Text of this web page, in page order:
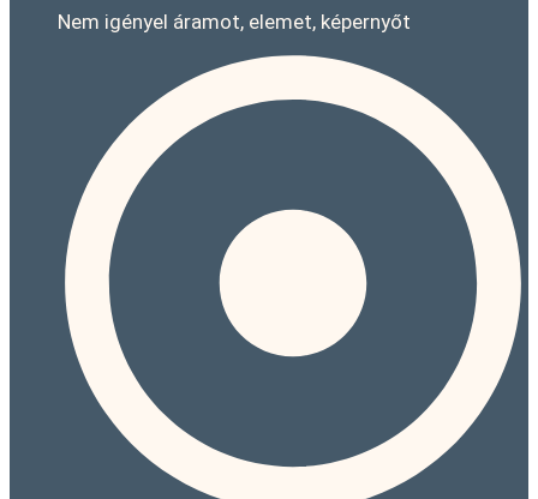
Nem igényel áramot, elemet, képernyőt